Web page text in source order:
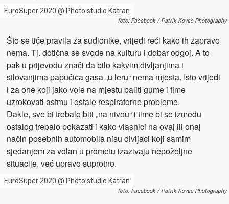
EuroSuper 2020 @ Photo studio Katran
foto: Facebook / Patrik Kovac Photography
Što se tiče pravila za sudionike, vrijedi reći kako ih zapravo
nema. Tj. dotična se svode na kulturu i dobar odgoj. A to
pak u prijevodu znači da bilo kakvim divljanjima i
silovanjima papučica gasa „u leru“ nema mjesta. Isto vrijedi
i za one koji jako vole na mjestu paliti gume i time
uzrokovati astmu i ostale respiratorne probleme.
Dakle, sve bi trebalo biti „na nivou“ i time bi se između
ostalog trebalo pokazati i kako vlasnici na ovaj ili onaj
način posebnih automobila nisu divljaci koji samim
sjedanjem za volan u prometu izazivaju nepoželjne
situacije, već upravo suprotno.
EuroSuper 2020 @ Photo studio Katran
foto: Facebook / Patrik Kovac Photography